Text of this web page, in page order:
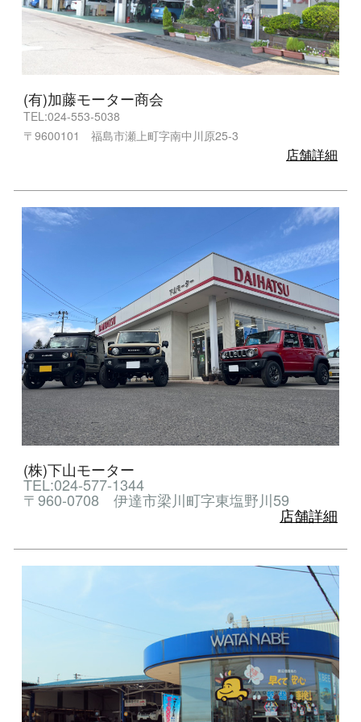
(有)加藤モーター商会
TEL:024-553-5038
〒9600101 福島市瀬上町字南中川原25-3
店舗詳細
(株)下山モーター
TEL:024-577-1344
〒960-0708 伊達市梁川町字東塩野川59
店舗詳細